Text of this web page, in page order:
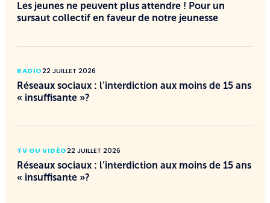
Les jeunes ne peuvent plus attendre ! Pour un
sursaut collectif en faveur de notre jeunesse
RADIO22 JUILLET 2026
Réseaux sociaux : l’interdiction aux moins de 15 ans
« insuffisante »?
TV OU VIDÉO22 JUILLET 2026
Réseaux sociaux : l’interdiction aux moins de 15 ans
« insuffisante »?